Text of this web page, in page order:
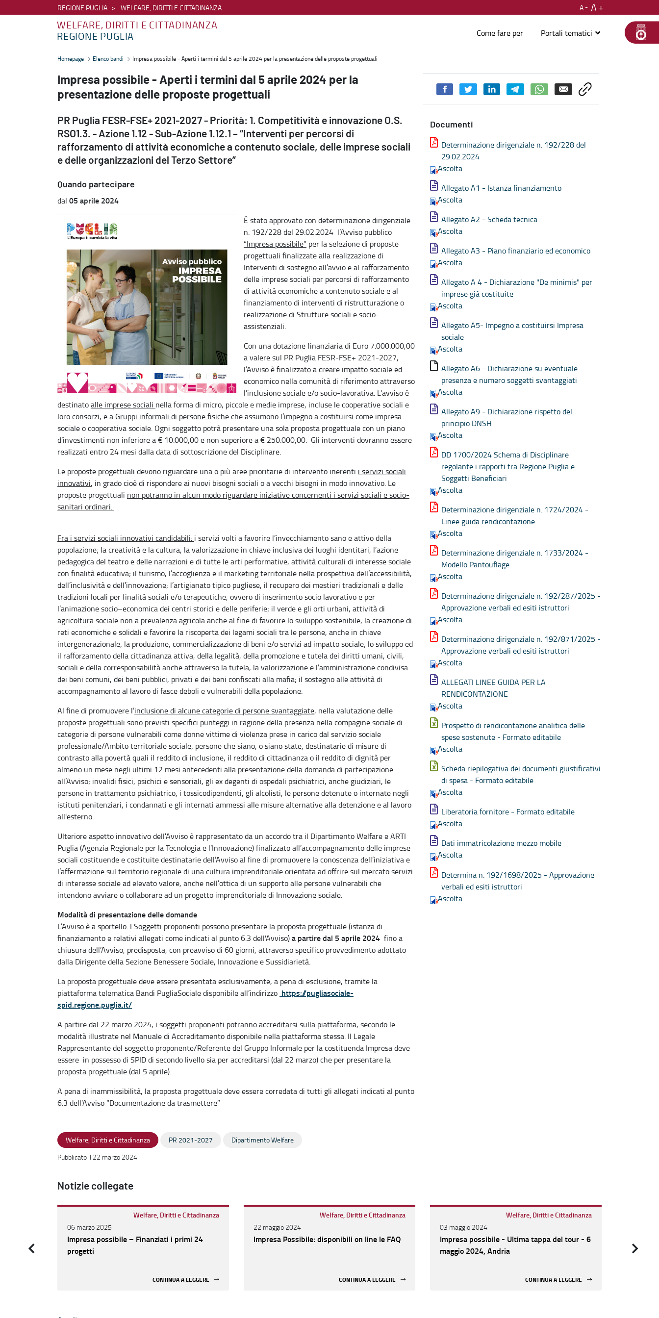
REGIONE PUGLIA WELFARE, DIRITTI E CITTADINANZA A
A
WELFARE, DIRITTI E CITTADINANZA
REGIONE PUGLIA
Come fare per Portali tematici
Impresa possibile - Aperti i termini dal 5 aprile 2024 per la presentazione delle proposte progettuali - Welfare, diritti e cittadinanza
Homepage Elenco bandi Impresa possibile - Aperti i termini dal 5 aprile 2024 per la presentazione delle proposte progettuali
Impresa possibile - Aperti i termini dal 5 aprile 2024 per la
presentazione delle proposte progettuali
PR Puglia FESR-FSE+ 2021-2027 - Priorità: 1. Competitività e innovazione O.S.
RSO1.3. - Azione 1.12 - Sub-Azione 1.12.1 – “Interventi per percorsi di
rafforzamento di attività economiche a contenuto sociale, delle imprese sociali
e delle organizzazioni del Terzo Settore”
Quando partecipare
dal 05 aprile 2024
È stato approvato con determinazione dirigenziale
n. 192/228 del 29.02.2024 l’Avviso pubblico
“Impresa possibile” per la selezione di proposte
progettuali finalizzate alla realizzazione di
Interventi di sostegno all’avvio e al rafforzamento
delle imprese sociali per percorsi di rafforzamento
di attività economiche a contenuto sociale e al
finanziamento di interventi di ristrutturazione o
realizzazione di Strutture sociali e socio-
assistenziali.
Con una dotazione finanziaria di Euro 7.000.000,00
a valere sul PR Puglia FESR-FSE+ 2021-2027,
l’Avviso è finalizzato a creare impatto sociale ed
economico nella comunità di riferimento attraverso
l’inclusione sociale e/o socio-lavorativa. L'avviso è
destinatoalle imprese sociali nella forma di micro, piccole e medie imprese, incluse le cooperative sociali e
loro consorzi, e a Gruppi informali di persone fisicheche assumono l’impegno a costituirsi come impresa
sociale o cooperativa sociale. Ogni soggetto potrà presentare una sola proposta progettuale con un piano
d’investimenti non inferiore a € 10.000,00 e non superiore a € 250.000,00. Gli interventi dovranno essere
realizzati entro 24 mesi dalla data di sottoscrizione del Disciplinare.
Le proposte progettuali devono riguardare una o più aree prioritarie di intervento inerenti i servizi sociali
innovativi, in grado cioè di rispondere ai nuovi bisogni sociali o a vecchi bisogni in modo innovativo. Le
proposte progettuali non potranno in alcun modo riguardare iniziative concernenti i servizi sociali e socio-
sanitari ordinari.
Fra i servizi sociali innovativi candidabili: i servizi volti a favorire l’invecchiamento sano e attivo della
popolazione; la creatività e la cultura, la valorizzazione in chiave inclusiva dei luoghi identitari, l’azione
pedagogica del teatro e delle narrazioni e di tutte le arti performative, attività culturali di interesse sociale
con finalità educativa; il turismo, l’accoglienza e il marketing territoriale nella prospettiva dell’accessibilità,
dell’inclusività e dell’innovazione; l’artigianato tipico pugliese, il recupero dei mestieri tradizionali e delle
tradizioni locali per finalità sociali e/o terapeutiche, ovvero di inserimento socio lavorativo e per
l’animazione socio–economica dei centri storici e delle periferie; il verde e gli orti urbani, attività di
agricoltura sociale non a prevalenza agricola anche al fine di favorire lo sviluppo sostenibile, la creazione di
reti economiche e solidali e favorire la riscoperta dei legami sociali tra le persone, anche in chiave
intergenerazionale; la produzione, commercializzazione di beni e/o servizi ad impatto sociale; lo sviluppo ed
il rafforzamento della cittadinanza attiva, della legalità, della promozione e tutela dei diritti umani, civili,
sociali e della corresponsabilità anche attraverso la tutela, la valorizzazione e l’amministrazione condivisa
dei beni comuni, dei beni pubblici, privati e dei beni confiscati alla mafia; il sostegno alle attività di
accompagnamento al lavoro di fasce deboli e vulnerabili della popolazione.
Al fine di promuovere l’inclusione di alcune categorie di persone svantaggiate, nella valutazione delle
proposte progettuali sono previsti specifici punteggi in ragione della presenza nella compagine sociale di
categorie di persone vulnerabili come donne vittime di violenza prese in carico dal servizio sociale
professionale/Ambito territoriale sociale; persone che siano, o siano state, destinatarie di misure di
contrasto alla povertà quali il reddito di inclusione, il reddito di cittadinanza o il reddito di dignità per
almeno un mese negli ultimi 12 mesi antecedenti alla presentazione della domanda di partecipazione
all’Avviso; invalidi fisici, psichici e sensoriali, gli ex degenti di ospedali psichiatrici, anche giudiziari, le
persone in trattamento psichiatrico, i tossicodipendenti, gli alcolisti, le persone detenute o internate negli
istituti penitenziari, i condannati e gli internati ammessi alle misure alternative alla detenzione e al lavoro
all'esterno.
Ulteriore aspetto innovativo dell’Avviso è rappresentato da un accordo tra il Dipartimento Welfare e ARTI
Puglia (Agenzia Regionale per la Tecnologia e l’Innovazione) finalizzato all’accompagnamento delle imprese
sociali costituende e costituite destinatarie dell’Avviso al fine di promuovere la conoscenza dell’iniziativa e
l’affermazione sul territorio regionale di una cultura imprenditoriale orientata ad offrire sul mercato servizi
di interesse sociale ad elevato valore, anche nell’ottica di un supporto alle persone vulnerabili che
intendono avviare o collaborare ad un progetto imprenditoriale di Innovazione sociale.
Modalità di presentazione delle domande
L’Avviso è a sportello. I Soggetti proponenti possono presentare la proposta progettuale (istanza di
finanziamento e relativi allegati come indicati al punto 6.3 dell'Avviso)a partire dal 5 aprile 2024 fino a
chiusura dell’Avviso, predisposta, con preavviso di 60 giorni, attraverso specifico provvedimento adottato
dalla Dirigente della Sezione Benessere Sociale, Innovazione e Sussidiarietà.
La proposta progettuale deve essere presentata esclusivamente, a pena di esclusione, tramite la
piattaforma telematica Bandi PugliaSociale disponibile all’indirizzo https://pugliasociale-
spid.regione.puglia.it/
A partire dal 22 marzo 2024, i soggetti proponenti potranno accreditarsi sulla piattaforma, secondo le
modalità illustrate nel Manuale di Accreditamento disponibile nella piattaforma stessa. Il Legale
Rappresentante del soggetto proponente/Referente del Gruppo Informale per la costituenda Impresa deve
essere in possesso di SPID di secondo livello sia per accreditarsi (dal 22 marzo) che per presentare la
proposta progettuale (dal 5 aprile).
A pena di inammissibilità, la proposta progettuale deve essere corredata di tutti gli allegati indicati al punto
6.3 dell’Avviso “Documentazione da trasmettere”
Documenti
Determinazione dirigenziale n. 192/228 del
29.02.2024
Ascolta
Allegato A1 - Istanza finanziamento
Ascolta
Allegato A2 - Scheda tecnica
Ascolta
Allegato A3 - Piano finanziario ed economico
Ascolta
Allegato A 4 - Dichiarazione "De minimis" per
imprese già costituite
Ascolta
Allegato A5- Impegno a costituirsi Impresa
sociale
Ascolta
Allegato A6 - Dichiarazione su eventuale
presenza e numero soggetti svantaggiati
Ascolta
Allegato A9 - Dichiarazione rispetto del
principio DNSH
Ascolta
DD 1700/2024 Schema di Disciplinare
regolante i rapporti tra Regione Puglia e
Soggetti Beneficiari
Ascolta
Determinazione dirigenziale n. 1724/2024 -
Linee guida rendicontazione
Ascolta
Determinazione dirigenziale n. 1733/2024 -
Modello Pantouflage
Ascolta
Determinazione dirigenziale n. 192/287/2025 -
Approvazione verbali ed esiti istruttori
Ascolta
Determinazione dirigenziale n. 192/871/2025 -
Approvazione verbali ed esiti istruttori
Ascolta
ALLEGATI LINEE GUIDA PER LA
RENDICONTAZIONE
Ascolta
Prospetto di rendicontazione analitica delle
spese sostenute - Formato editabile
Ascolta
Scheda riepilogativa dei documenti giustificativi
di spesa - Formato editabile
Ascolta
Liberatoria fornitore - Formato editabile
Ascolta
Dati immatricolazione mezzo mobile
Ascolta
Determina n. 192/1698/2025 - Approvazione
verbali ed esiti istruttori
Ascolta
Welfare, Diritti e Cittadinanza PR 2021-2027
Dipartimento Welfare
Pubblicato il 22 marzo 2024
Notizie collegate
Welfare, Diritti e Cittadinanza
06 marzo 2025
Impresa possibile – Finanziati i primi 24
progetti
CONTINUA A LEGGERE
Welfare, Diritti e Cittadinanza
22 maggio 2024
Impresa Possibile: disponibili on line le FAQ
CONTINUA A LEGGERE
Welfare, Diritti e Cittadinanza
03 maggio 2024
Impresa possibile - Ultima tappa del tour - 6
maggio 2024, Andria
CONTINUA A LEGGERE